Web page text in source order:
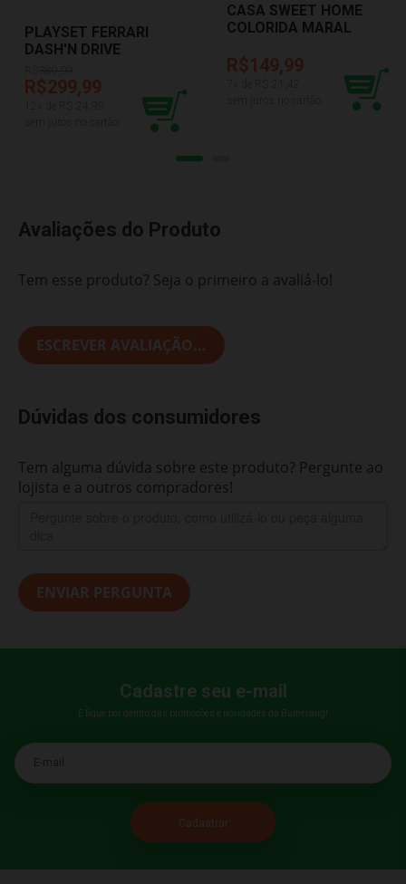
PLAYSET FERRARI
DASH'N DRIVE
BBURAGO JR 22-88803
R$299,99
CASA SWEET HOME
COLORIDA MARAL
R$149,99
Avaliações do Produto
Tem esse produto? Seja o primeiro a avaliá-lo!
ESCREVER AVALIAÇÃO...
Dúvidas dos consumidores
Tem alguma dúvida sobre este produto? Pergunte ao
lojista e a outros compradores!
ENVIAR PERGUNTA
Cadastre seu e-mail
E fique por dentro das promoções e novidades da Bumerang!
E-mail